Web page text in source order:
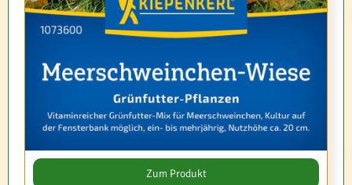
Zum Produkt